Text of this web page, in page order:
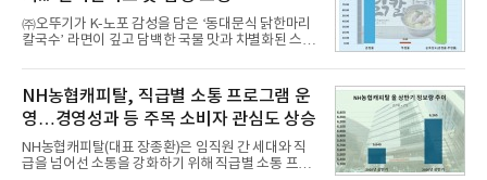
행 완성도 ▲첨단 편의 및 디지털 사양 적용 등을 통해
글로벌 준중형 세단의 새로운 기준을 세웠다.아반떼
는 가솔린 2.0과 1.6 하이브리드 두 가지 파워트레인
넘
㈜오뚜기가 K-노포 감성을 담은 ‘동대문식 닭한마리
칼국수’ 라면이 깊고 담백한 국물 맛과 차별화된 스토
혔다.‘동대문식 닭한마리 칼국수’는 예상을 뛰어넘는
소비자 호응에 힘입어 지난 7월 13일 첫 선을 보인 지
단 18일 만에 누적 판매량 50만 개를 돌파하는 성과를
거두었다.이번 신제품은 개발진이 전국의 닭한마리
전문점을 직접 찾아 다니며 최적의 육수 비율을 완성
했다. 자극적이지 않으면서도 깊은 닭육수에 마늘의
개운한 풍미를 더했으며, 국물이 잘 배어들면서도 쫄
NH농협캐피탈, 직급별 소통 프로그램 운
영…경영성과 등 주목 소비자 관심도 상승
NH농협캐피탈(대표 장종환)은 임직원 간 세대와 직
급을 넘어선 소통을 강화하기 위해 직급별 소통 프로